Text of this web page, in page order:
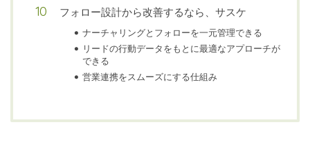
フォロー設計から改善するなら、サスケ
ナーチャリングとフォローを一元管理できる
リードの行動データをもとに最適なアプローチが
できる
営業連携をスムーズにする仕組み